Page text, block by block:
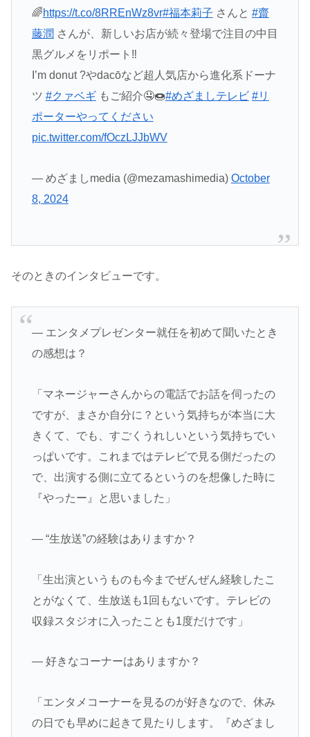
🌈https://t.co/8RREnWz8vr#福本莉子 さんと #齋
藤潤 さんが、新しいお店が続々登場で注目の中目
黒グルメをリポート‼️
I’m donut ?やdacōなど超人気店から進化系ドーナ
ツ #クァベギもご紹介🤤🍩#めざましテレビ #リ
ポーターやってください
pic.twitter.com/fOczLJJbWV
— めざましmedia (@mezamashimedia) October
8, 2024
そのときのインタビューです。
― エンタメプレゼンター就任を初めて聞いたとき
の感想は？
「マネージャーさんからの電話でお話を伺ったの
ですが、まさか自分に？という気持ちが本当に大
きくて、でも、すごくうれしいという気持ちでい
っぱいです。これまではテレビで見る側だったの
で、出演する側に立てるというのを想像した時に
『やったー』と思いました」
― “生放送”の経験はありますか？
「生出演というものも今までぜんぜん経験したこ
とがなくて、生放送も1回もないです。テレビの
収録スタジオに入ったことも1度だけです」
― 好きなコーナーはありますか？
「エンタメコーナーを見るのが好きなので、休み
の日でも早めに起きて見たりします。『めざまし